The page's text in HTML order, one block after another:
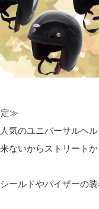
定≫
気のユニバーサルヘル
ないからストリート
ールドやバイザーの